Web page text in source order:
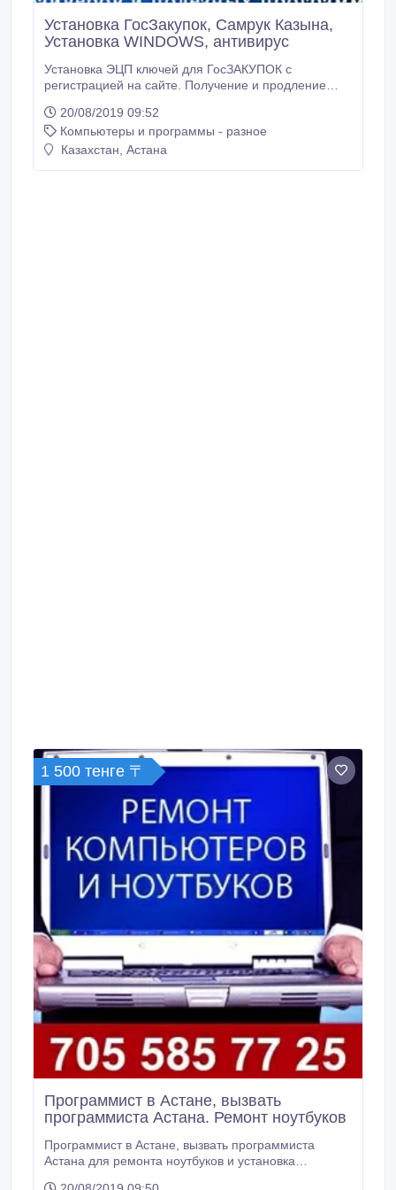
Установка ГосЗакупок, Самрук Казына,
Установка WINDOWS, антивирус
Установка ЭЦП ключей для ГосЗАКУПОК с
регистрацией на сайте. Получение и продление
КАЗЫНА, Регистрация на сайте Недропользователя
Установка WINDOWS XP/ 7 без потери данных.
Установка антивирусных программ Установка и
20/08/2019 09:52
Компьютеры и программы - разное
Казахстан, Астана
1 500 тенге 〒
Программист в Астане, вызвать
программиста Астана. Ремонт ноутбуков
Программист в Астане, вызвать программиста
Астана для ремонта ноутбуков и установка